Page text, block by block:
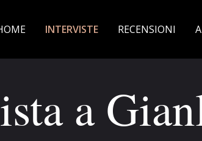
INTERVISTE RECENSIONI
a